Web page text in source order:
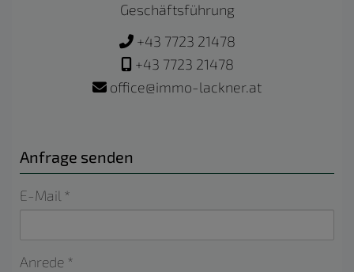
Geschäftsführung
+43 7723 21478
+43 7723 21478
office@immo-lackner.at
Anfrage senden
E-Mail
Anrede